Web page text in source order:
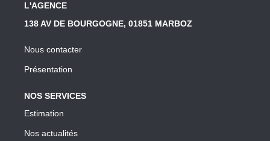
L'AGENCE
138 AV DE BOURGOGNE, 01851 MARBOZ
Nous contacter
Présentation
NOS SERVICES
Estimation
Nos actualités